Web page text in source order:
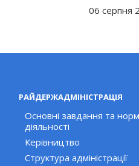
06 серпня
РАЙДЕРЖАДМІНІСТРАЦІЯ
Основні завдання та
діяльності
Керівництво
Структура адміністрації